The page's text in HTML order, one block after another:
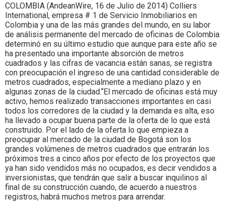
COLOMBIA (AndeanWire, 16 de Julio de 2014) Colliers
International, empresa # 1 de Servicio Inmobiliarios en
Colombia y una de las más grandes del mundo, en su labor
de análisis permanente del mercado de oficinas de Colombia
determinó en su último estudio que aunque para este año se
ha presentado una importante absorción de metros
cuadrados y las cifras de vacancia están sanas, se registra
con preocupación el ingreso de una cantidad considerable de
metros cuadrados, especialmente a mediano plazo y en
algunas zonas de la ciudad.“El mercado de oficinas está muy
activo, hemos realizado transacciones importantes en casi
todos los corredores de la ciudad y la demanda es alta, eso
ha llevado a ocupar buena parte de la oferta de lo que está
construido. Por el lado de la oferta lo que empieza a
preocupar al mercado de la ciudad de Bogotá son los
grandes volúmenes de metros cuadrados que entrarán los
próximos tres a cinco años por efecto de los proyectos que
ya han sido vendidos más no ocupados, es decir vendidos a
inversionistas, que tendrán que salir a buscar inquilinos al
final de su construcción cuando, de acuerdo a nuestros
registros, habrá muchos metros para arrendar.